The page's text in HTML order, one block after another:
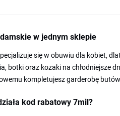
w jednym sklepie
się w obuwiu dla kobiet,
botki oraz kozaki na chłodniejsze
kompletujesz garderobę
kod rabatowy 7mil?